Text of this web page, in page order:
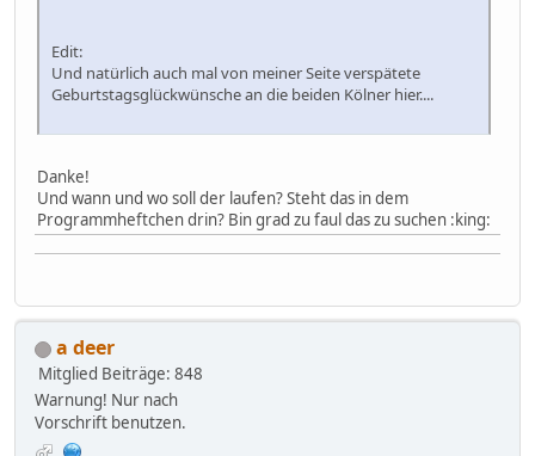
Edit:
Und natürlich auch mal von meiner Seite verspätete
Geburtstagsglückwünsche an die beiden Kölner hier....
Danke!
Und wann und wo soll der laufen? Steht das in dem
Programmheftchen drin? Bin grad zu faul das zu suchen :king:
a deer
Mitglied Beiträge: 848
Warnung! Nur nach
Vorschrift benutzen.